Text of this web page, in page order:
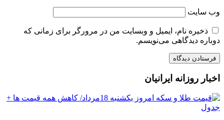
وب‌ سایت
ذخیره نام، ایمیل و وبسایت من در مرورگر برای زمانی که
دوباره دیدگاهی می‌نویسم.
اخبار روزانه ایرانیان